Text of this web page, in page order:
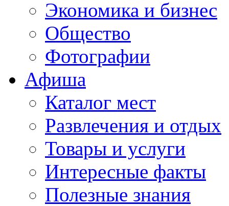
Экономика и бизнес
Общество
Фотографии
Афиша
Каталог мест
Развлечения и отдых
Товары и услуги
Интересные факты
Полезные знания